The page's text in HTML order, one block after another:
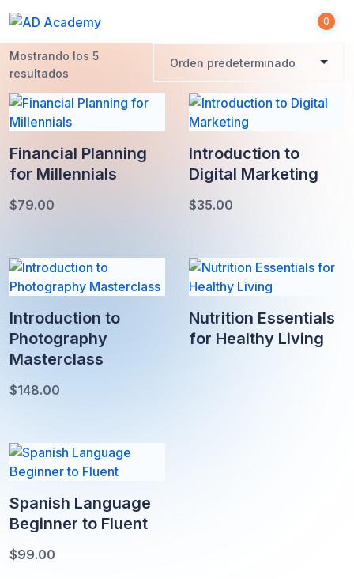
i
0
Mostrando los 5
resultados
Financial Planning
for Millennials
$79.00
Introduction to
Digital Marketing
$35.00
Introduction to
Photography
Masterclass
$148.00
Nutrition Essentials
for Healthy Living
Spanish Language
Beginner to Fluent
$99.00